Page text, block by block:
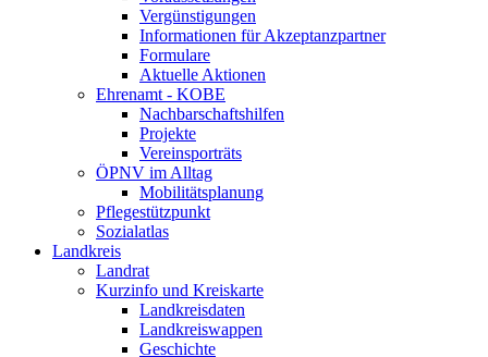
Vergünstigungen
Informationen für Akzeptanzpartner
Formulare
Aktuelle Aktionen
Ehrenamt - KOBE
Nachbarschaftshilfen
Projekte
Vereinsporträts
ÖPNV im Alltag
Mobilitätsplanung
Pflegestützpunkt
Sozialatlas
Landkreis
Landrat
Kurzinfo und Kreiskarte
Landkreisdaten
Landkreiswappen
Geschichte